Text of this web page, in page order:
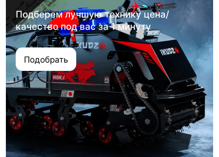
Подберем лучшую технику цена/
качество под вас за 1 минуту
Подобрать